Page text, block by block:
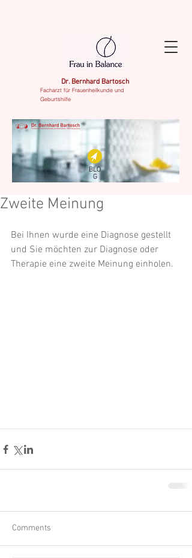
Dr. Bernhard Bartosch
Facharzt für Frauenheilkunde und
Geburtshilfe
BLO
G
Zweite Meinung
Bei Ihnen wurde eine Diagnose gestellt
und Sie möchten zur Diagnose oder
Therapie eine zweite Meinung einholen.
Comments